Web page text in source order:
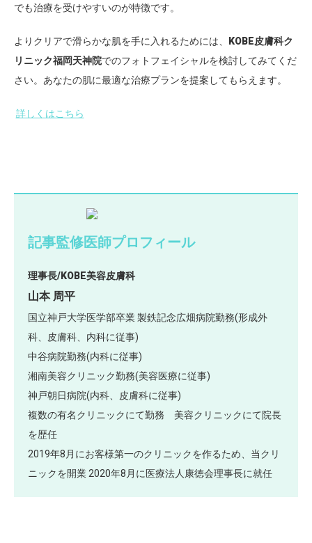
でも治療を受けやすいのが特徴です。
よりクリアで滑らかな肌を手に入れるためには、
KOBE皮膚科ク
リニック福岡天神院でのフォトフェイシャルを検討してみてくだ
さい。あなたの肌に最適な治療プランを提案してもらえます。
詳しくはこちら
記事監修医師プロフィール
理事長/KOBE美容皮膚科
山本 周平
国立神戸大学医学部卒業 製鉄記念広畑病院勤務(形成外
科、皮膚科、内科に従事)
中谷病院勤務(内科に従事)
湘南美容クリニック勤務(美容医療に従事)
神戸朝日病院(内科、皮膚科に従事)
複数の有名クリニックにて勤務 美容クリニックにて院長
を歴任
2019年8月にお客様第一のクリニックを作るため、当クリ
ニックを開業 2020年8月に医療法人康徳会理事長に就任